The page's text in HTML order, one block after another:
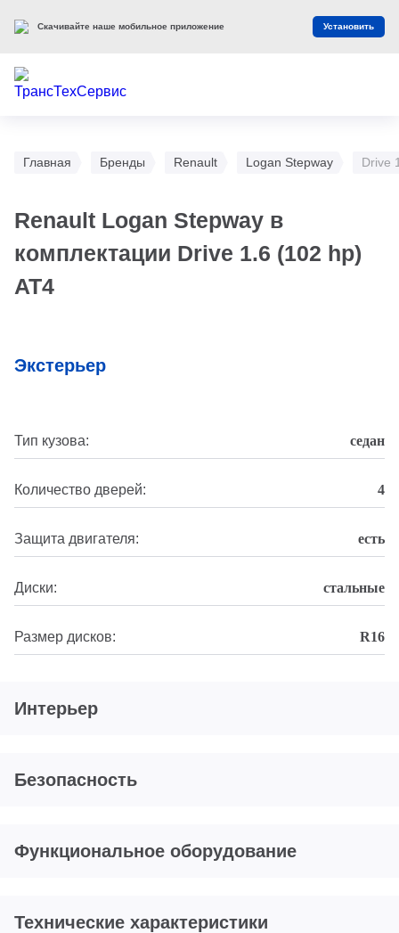
Главная Бренды Renault Logan Stepway Drive
Renault Logan Stepway в
комплектации Drive 1.6 (102 hp)
AT4
Экстерьер
Тип кузова: седан
Количество дверей: 4
Защита двигателя: есть
Диски: стальные
Размер дисков: R16
Интерьер
Безопасность
Функциональное оборудование
Технические характеристики
Скачивайте наше мобильное приложение Установить